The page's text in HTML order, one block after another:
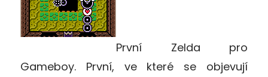
První Zelda pro
Gameboy. První, ve které se objevují